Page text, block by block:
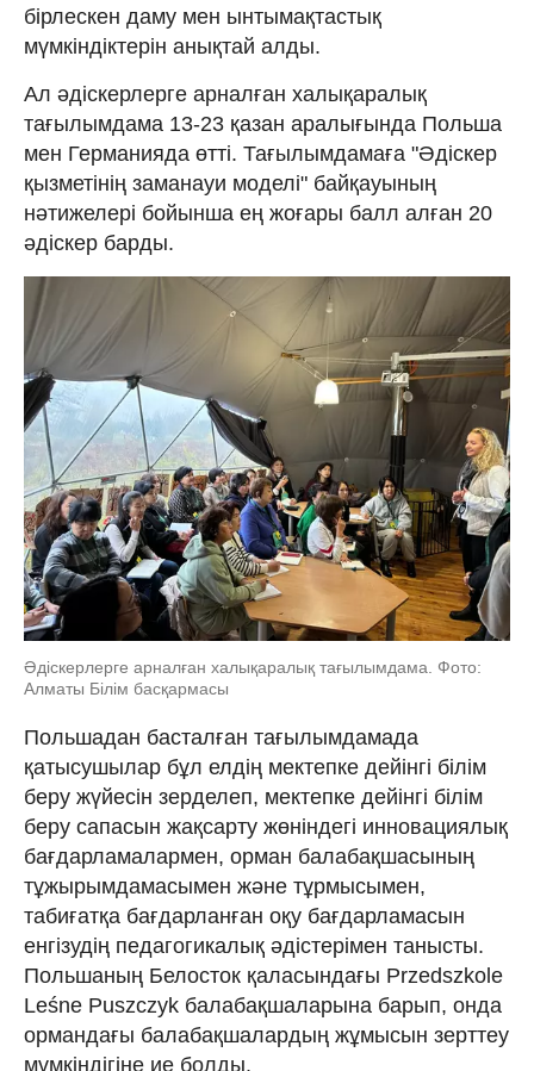
бірлескен даму мен ынтымақтастық
мүмкіндіктерін анықтай алды.
Ал әдіскерлерге арналған халықаралық
тағылымдама 13-23 қазан аралығында Польша
мен Германияда өтті. Тағылымдамаға "Әдіскер
қызметінің заманауи моделі" байқауының
нәтижелері бойынша ең жоғары балл алған 20
әдіскер барды.
Әдіскерлерге арналған халықаралық тағылымдама. Фото:
Алматы Білім басқармасы
Польшадан басталған тағылымдамада
қатысушылар бұл елдің мектепке дейінгі білім
беру жүйесін зерделеп, мектепке дейінгі білім
беру сапасын жақсарту жөніндегі инновациялық
бағдарламалармен, орман балабақшасының
тұжырымдамасымен және тұрмысымен,
табиғатқа бағдарланған оқу бағдарламасын
енгізудің педагогикалық әдістерімен танысты.
Польшаның Белосток қаласындағы Przedszkole
Leśne Puszczyk балабақшаларына барып, онда
ормандағы балабақшалардың жұмысын зерттеу
мүмкіндігіне ие болды.